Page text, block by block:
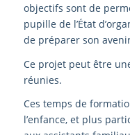
objectifs sont de
pupille de l’État
de préparer son
Ce projet peut être
réunies.
Ces temps de
l’enfance, et plus